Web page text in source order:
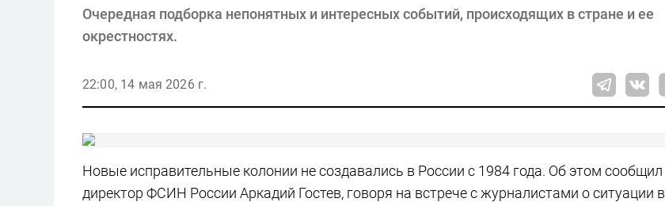
Очередная подборка непонятных и интересных событий, происходящих в стране и ее
окрестностях.
22:00, 14 мая 2026 г.
Новые исправительные колонии не создавались в России с 1984 года. Об этом сообщил
директор ФСИН России Аркадий Гостев, говоря на встрече с журналистами о ситуации в